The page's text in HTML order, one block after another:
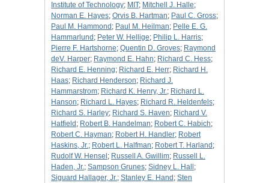
Institute of Technology; MIT; Mitchell J. Halle;
Norman E. Hayes; Orvis B. Hartman; Paul C. Gross;
Paul M. Hammond ; Paul M. Heilman; Pelle E. G.
Hammarlund ; Peter W. Hellige; Philip L. Harris;
Pierre F. Hartshorne; Quentin D. Groves; Raymond
deV. Harper; Raymond E. Hahn; Richard C. Hess;
Richard E. Henning; Richard E. Herr; Richard H.
Haas; Richard Henderson; Richard J.
Hammarstrom; Richard K. Henry, Jr.; Richard L.
Hanson; Richard L. Hayes; Richard R. Heldenfels;
Richard S. Harley; Richard S. Haven; Richard V.
Hatfield ; Robert B. Handelman; Robert C. Habich;
Robert C. Hayman; Robert H. Handler; Robert
Haskins, Jr.; Robert L. Halfman; Robert T. Harland ;
Rudolf W. Hensel ; Russell A. Gwillim; Russell L.
Haden, Jr.; Sampson Grunes; Sidney L. Hall ;
Siguard Hallager, Jr.; Stanley E. Hand ; Sten